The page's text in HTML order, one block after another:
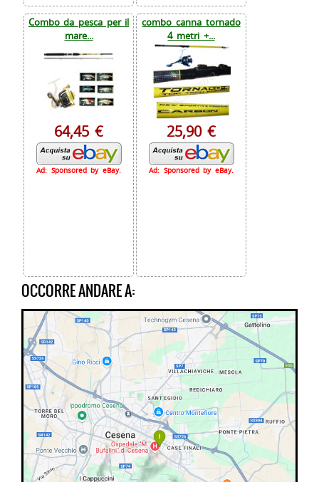
Combo da pesca per il
mare...
64,45 €
Ad: Sponsored by eBay.
combo canna tornado
4 metri +...
25,90 €
Ad: Sponsored by eBay.
OCCORRE ANDARE A: